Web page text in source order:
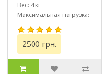
Вес: 4 кг
Максимальная нагрузка:
до 100 кг
2500 грн.